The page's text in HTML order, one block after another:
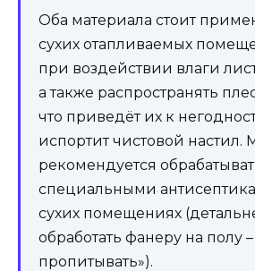
Оба материала стоит
сухих отапливаемых
при воздействии влаги
а также распространять
что приведёт их к
испортит чистовой настил.
рекомендуется
специальными
сухих помещениях
обработать фанеру на полу
пропитывать»).